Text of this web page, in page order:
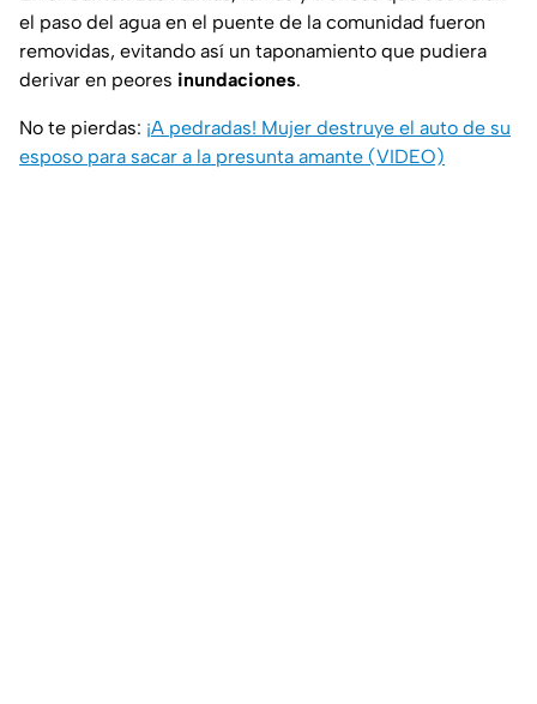
el paso del agua en el puente de la comunidad fueron
removidas, evitando así un taponamiento que pudiera
derivar en peores inundaciones.
No te pierdas: ¡A pedradas! Mujer destruye el auto de su
esposo para sacar a la presunta amante (VIDEO)